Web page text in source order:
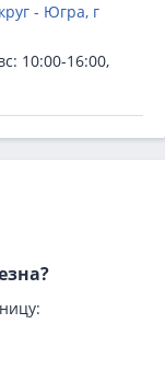
- Югра, г
10:00-16:00,